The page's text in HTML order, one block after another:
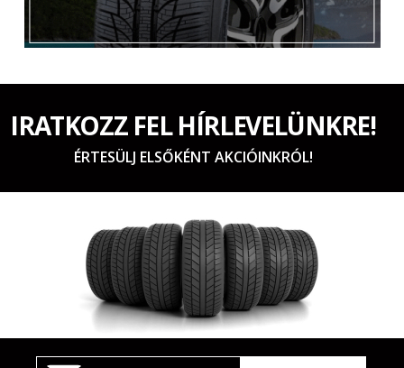
IRATKOZZ FEL HÍRLEVELÜNKRE!
ÉRTESÜLJ ELSŐKÉNT AKCIÓINKRÓL!